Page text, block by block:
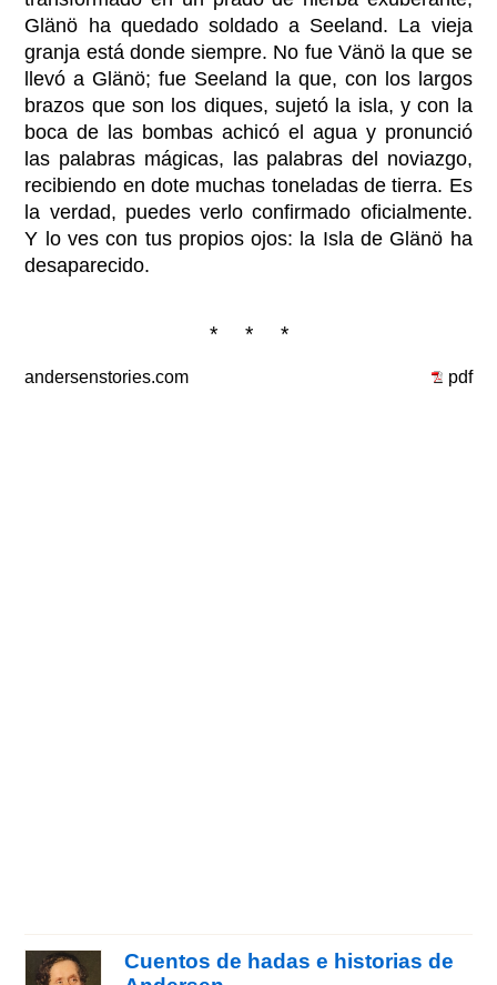
Glänö ha quedado soldado a Seeland. La vieja
granja está donde siempre. No fue Vänö la que se
llevó a Glänö; fue Seeland la que, con los largos
brazos que son los diques, sujetó la isla, y con la
boca de las bombas achicó el agua y pronunció
las palabras mágicas, las palabras del noviazgo,
recibiendo en dote muchas toneladas de tierra. Es
la verdad, puedes verlo confirmado oficialmente.
Y lo ves con tus propios ojos: la Isla de Glänö ha
desaparecido.
* * *
andersenstories.com pdf
Cuentos de hadas e historias de